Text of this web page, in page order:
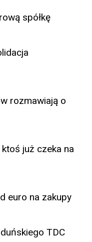
spółkę
rozmawiają o
już czeka na
euro na zakupy
TDC